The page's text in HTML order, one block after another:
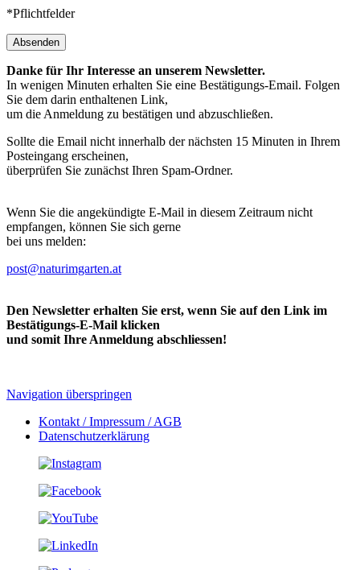
*Pflichtfelder
Absenden
Danke für Ihr Interesse an unserem Newsletter.
In wenigen Minuten erhalten Sie eine Bestätigungs-Email. Folgen
Sie dem darin enthaltenen Link,
um die Anmeldung zu bestätigen und abzuschließen.
Sollte die Email nicht innerhalb der nächsten 15 Minuten in Ihrem
Posteingang erscheinen,
überprüfen Sie zunächst Ihren Spam-Ordner.
Wenn Sie die angekündigte E-Mail in diesem Zeitraum nicht
empfangen, können Sie sich gerne
bei uns melden:
post@naturimgarten.at
Den Newsletter erhalten Sie erst, wenn Sie auf den Link im
Bestätigungs-E-Mail klicken
und somit Ihre Anmeldung abschliessen!
Navigation überspringen
Kontakt / Impressum / AGB
Datenschutzerklärung